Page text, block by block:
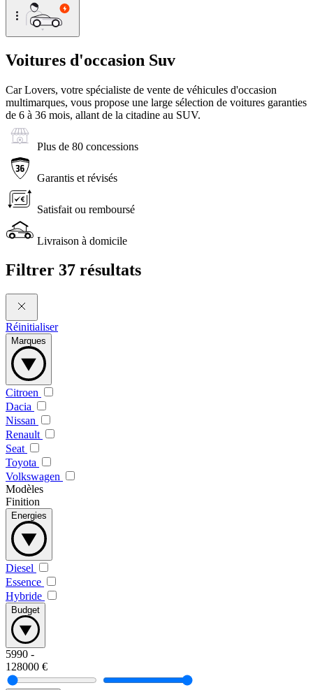
Voitures d'occasion Suv
Car Lovers, votre spécialiste de vente de véhicules d'occasion
multimarques, vous propose une large sélection de voitures garanties
de 6 à 36 mois, allant de la citadine au SUV.
Plus de 80 concessions
Garantis et révisés
Satisfait ou remboursé
Livraison à domicile
Filtrer 37 résultats
Réinitialiser
Marques
Citroen
Dacia
Nissan
Renault
Seat
Toyota
Volkswagen
Modèles
Finition
Energies
Diesel
Essence
Hybride
Budget
5990 -
128000 €